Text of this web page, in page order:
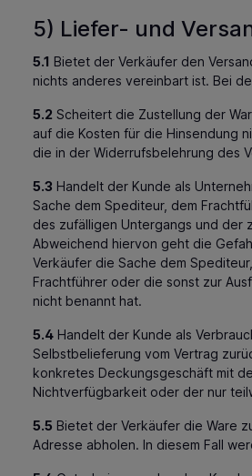
5) Liefer- und
5.1 Bietet der Verkäufer den
nichts anderes vereinbart ist. Bei
5.2 Scheitert die Zustellung der
auf die Kosten für die Hinsendung
die in der Widerrufsbelehrung des
5.3 Handelt der Kunde als
Sache dem Spediteur, dem
des zufälligen Untergangs und der
Abweichend hiervon geht die
Verkäufer die Sache dem
Frachtführer oder die sonst zur
nicht benannt hat.
5.4 Handelt der Kunde als
Selbstbelieferung vom Vertrag
konkretes Deckungsgeschäft mit
Nichtverfügbarkeit oder der nur
5.5 Bietet der Verkäufer die Ware
Adresse abholen. In diesem Fall